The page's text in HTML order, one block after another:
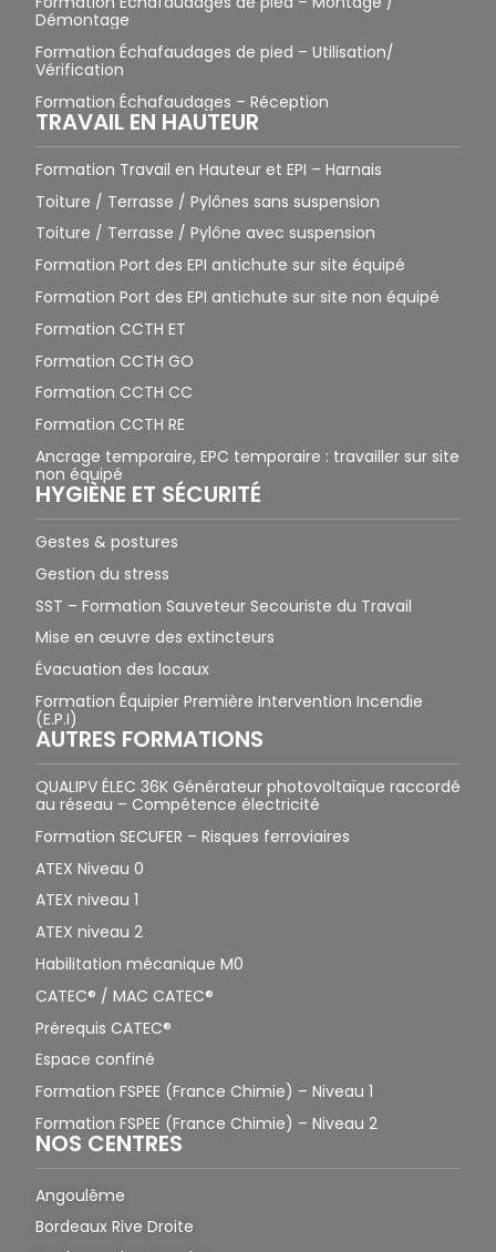
Démontage
Formation Échafaudages de pied – Utilisation/
Vérification
Formation Échafaudages – Réception
TRAVAIL EN HAUTEUR
Formation Travail en Hauteur et EPI – Harnais
Toiture / Terrasse / Pylônes sans suspension
Toiture / Terrasse / Pylône avec suspension
Formation Port des EPI antichute sur site équipé
Formation Port des EPI antichute sur site non équipé
Formation CCTH ET
Formation CCTH GO
Formation CCTH CC
Formation CCTH RE
Ancrage temporaire, EPC temporaire : travailler sur site
non équipé
HYGIÈNE ET SÉCURITÉ
Gestes & postures
Gestion du stress
SST – Formation Sauveteur Secouriste du Travail
Mise en œuvre des extincteurs
Évacuation des locaux
Formation Équipier Première Intervention Incendie
(E.P.I)
AUTRES FORMATIONS
QUALIPV ÉLEC 36K Générateur photovoltaïque raccordé
au réseau – Compétence électricité
Formation SECUFER – Risques ferroviaires
ATEX Niveau 0
ATEX niveau 1
ATEX niveau 2
Habilitation mécanique M0
CATEC® / MAC CATEC®
Prérequis CATEC®
Espace confiné
Formation FSPEE (France Chimie) – Niveau 1
Formation FSPEE (France Chimie) – Niveau 2
NOS CENTRES
Angoulême
Bordeaux Rive Droite